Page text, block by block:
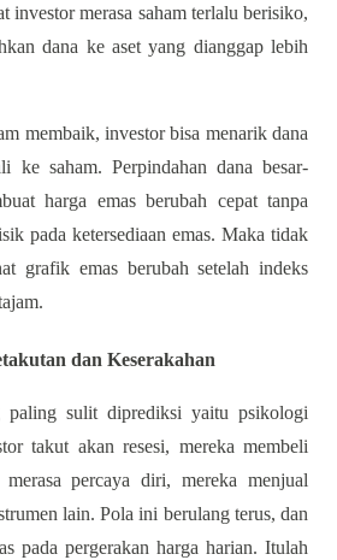
investor merasa saham terlalu berisiko,
dana ke aset yang dianggap lebih
membaik, investor bisa menarik dana
ke saham. Perpindahan dana besar-
harga emas berubah cepat tanpa
pada ketersediaan emas. Maka tidak
grafik emas berubah setelah indeks
dan Keserakahan
sulit diprediksi yaitu psikologi
takut akan resesi, mereka membeli
percaya diri, mereka menjual
lain. Pola ini berulang terus, dan
pada pergerakan harga harian. Itulah